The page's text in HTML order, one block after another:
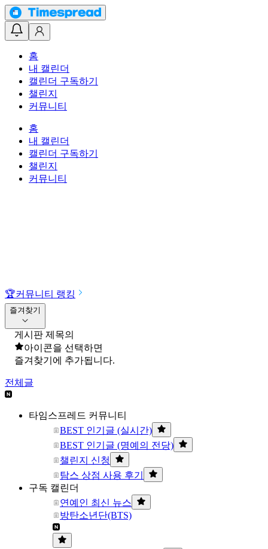
홈
내 캘린더
캘린더 구독하기
챌린지
커뮤니티
홈
내 캘린더
캘린더 구독하기
챌린지
커뮤니티
🏆커뮤니티 랭킹
즐겨찾기
게시판 제목의
아이콘을 선택하면
즐겨찾기에 추가됩니다.
전체글
타임스프레드 커뮤니티
BEST 인기글 (실시간)
BEST 인기글 (명예의 전당)
챌린지 신청
탐스 상점 사용 후기
구독 캘린더
연예인 최신 뉴스
방탄소년단(BTS)